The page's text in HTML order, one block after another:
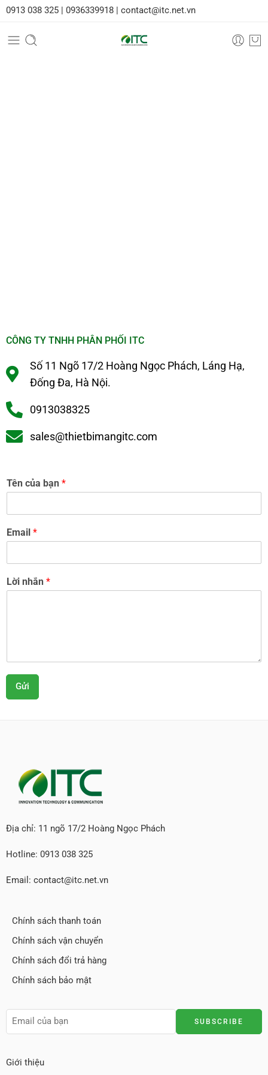
0913 038 325 | 0936339918 | contact@itc.net.vn
CÔNG TY TNHH PHÂN PHỐI ITC
Số 11 Ngõ 17/2 Hoàng Ngọc Phách, Láng Hạ,
Đống Đa, Hà Nội.
0913038325
sales@thietbimangitc.com
Tên của bạn *
Email *
Lời nhắn *
Gửi
Địa chỉ: 11 ngõ 17/2 Hoàng Ngọc Phách
Hotline: 0913 038 325
Email: contact@itc.net.vn
Chính sách thanh toán
Chính sách vận chuyển
Chính sách đổi trả hàng
Chính sách bảo mật
Giới thiệu